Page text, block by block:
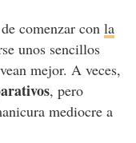
comenzar con la
unos sencillos
mejor. A veces,
, pero
mediocre a